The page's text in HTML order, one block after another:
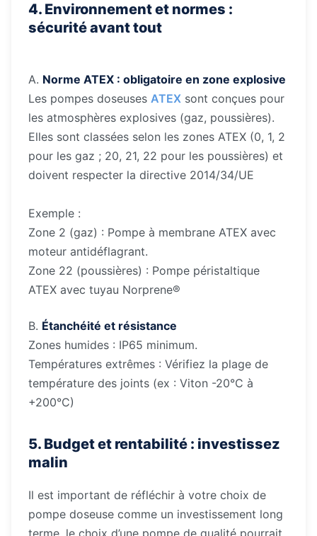
4. Environnement et normes :
sécurité avant tout
A. Norme ATEX : obligatoire en zone explosive
Les pompes doseuses ATEX sont conçues pour
les atmosphères explosives (gaz, poussières).
Elles sont classées selon les zones ATEX (0, 1, 2
pour les gaz ; 20, 21, 22 pour les poussières) et
doivent respecter la directive 2014/34/UE
Exemple :
Zone 2 (gaz) : Pompe à membrane ATEX avec
moteur antidéflagrant.
Zone 22 (poussières) : Pompe péristaltique
ATEX avec tuyau Norprene®
B. Étanchéité et résistance
Zones humides : IP65 minimum.
Températures extrêmes : Vérifiez la plage de
température des joints (ex : Viton -20°C à
+200°C)
5. Budget et rentabilité : investissez
malin
Il est important de réfléchir à votre choix de
pompe doseuse comme un investissement long
terme, le choix d’une pompe de qualité pourrait